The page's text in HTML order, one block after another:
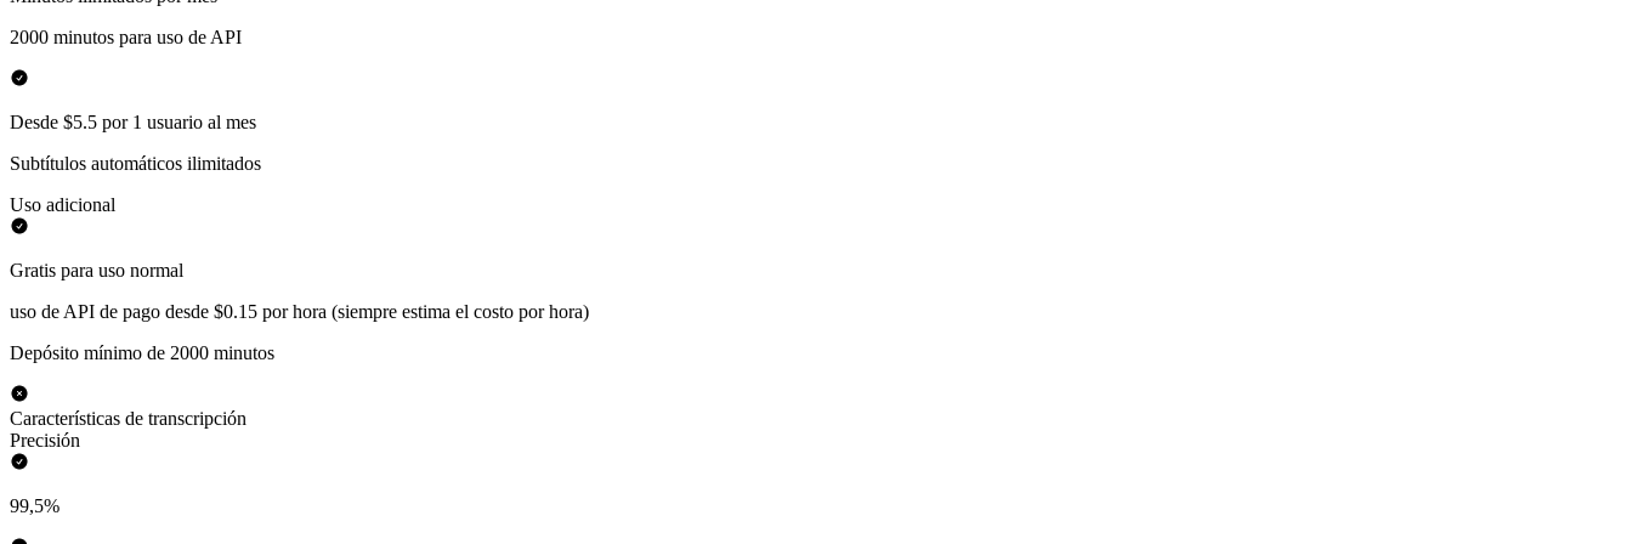
2000 minutos para uso de API
Desde $5.5 por 1 usuario al mes
Subtítulos automáticos ilimitados
Uso adicional
Gratis para uso normal
uso de API de pago desde $0.15 por hora (siempre estima el costo por hora)
Depósito mínimo de 2000 minutos
Características de transcripción
Precisión
99,5%